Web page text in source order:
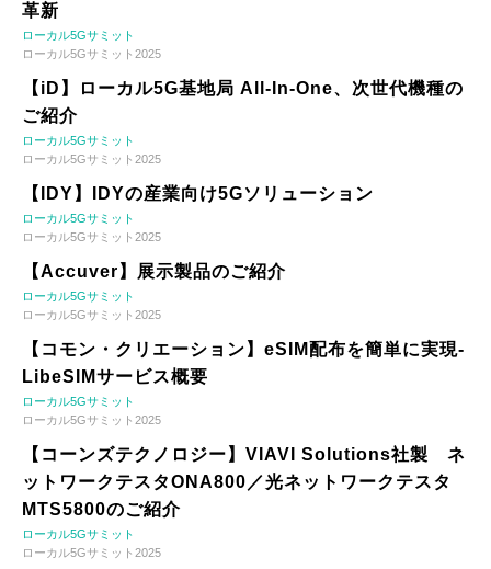
革新
ローカル5Gサミット
ローカル5Gサミット2025
【iD】ローカル5G基地局 All-In-One、次世代機種の
ご紹介
ローカル5Gサミット
ローカル5Gサミット2025
【IDY】IDYの産業向け5Gソリューション
ローカル5Gサミット
ローカル5Gサミット2025
【Accuver】展示製品のご紹介
ローカル5Gサミット
ローカル5Gサミット2025
【コモン・クリエーション】eSIM配布を簡単に実現-
LibeSIMサービス概要
ローカル5Gサミット
ローカル5Gサミット2025
【コーンズテクノロジー】VIAVI Solutions社製 ネ
ットワークテスタONA800／光ネットワークテスタ
MTS5800のご紹介
ローカル5Gサミット
ローカル5Gサミット2025